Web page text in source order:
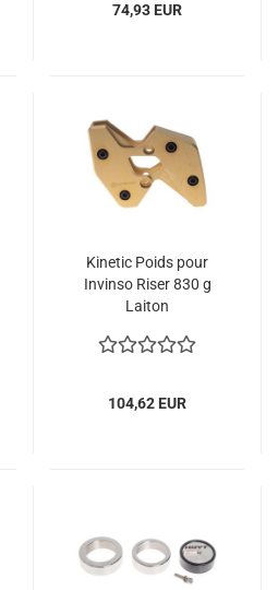
74,93 EUR
Kinetic Poids pour
Invinso Riser 830 g
Laiton
104,62 EUR